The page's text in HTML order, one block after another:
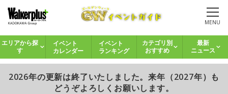
MENU
エリアから探
す
イベント
カレンダー
イベント
ランキング
カテゴリ別
おすすめ
最新
ニュース
2026年の更新は終了いたしました。来年（2027年）も
どうぞよろしくお願いします。